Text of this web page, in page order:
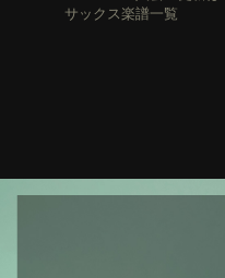
サックス楽譜一覧